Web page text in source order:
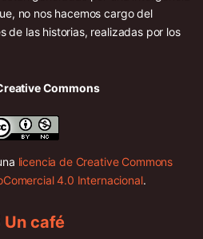
no nos hacemos cargo del
de las historias, realizadas por los
Commons
licencia de Creative Commons
4.0 Internacional.
Un café